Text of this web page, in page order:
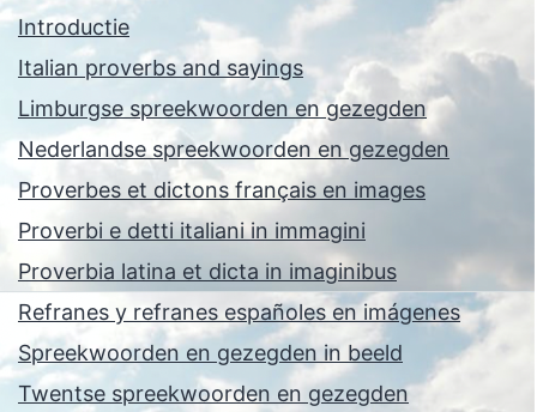
Introductie
Italian proverbs and sayings
Limburgse spreekwoorden en gezegden
Nederlandse spreekwoorden en gezegden
Proverbes et dictons français en images
Proverbi e detti italiani in immagini
Proverbia latina et dicta in imaginibus
Refranes y refranes españoles en imágenes
Spreekwoorden en gezegden in beeld
Twentse spreekwoorden en gezegden